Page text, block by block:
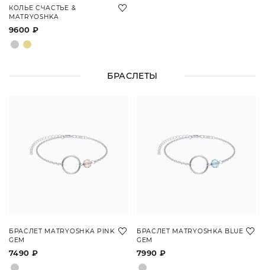
КОЛЬЕ СЧАСТЬЕ &
MATRYOSHKA
9600 ₽
БРАСЛЕТЫ
БРАСЛЕТ MATRYOSHKA PINK
GEM
7490 ₽
БРАСЛЕТ MATRYOSHKA BLUE
GEM
7990 ₽